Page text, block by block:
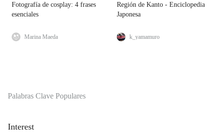
Fotografía de cosplay: 4 frases
esenciales
Marina Maeda
Región de Kanto - Enciclopedia
Japonesa
k_yamamuro
Palabras Clave Populares
Interest